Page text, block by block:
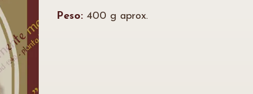
Peso: 400 g aprox.